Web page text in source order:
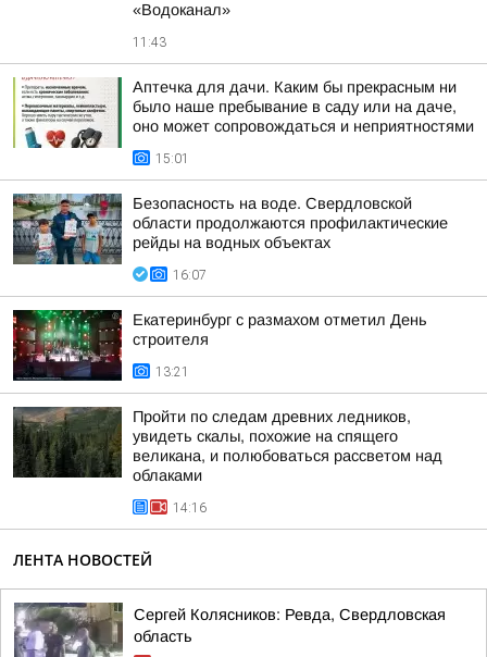
«Водоканал»
11:43
Аптечка для дачи. Каким бы прекрасным ни
было наше пребывание в саду или на даче,
оно может сопровождаться и неприятностями
15:01
Безопасность на воде. Свердловской
области продолжаются профилактические
рейды на водных объектах
16:07
Екатеринбург с размахом отметил День
строителя
13:21
Пройти по следам древних ледников,
увидеть скалы, похожие на спящего
великана, и полюбоваться рассветом над
облаками
14:16
ЛЕНТА НОВОСТЕЙ
Сергей Колясников: Ревда, Свердловская
область